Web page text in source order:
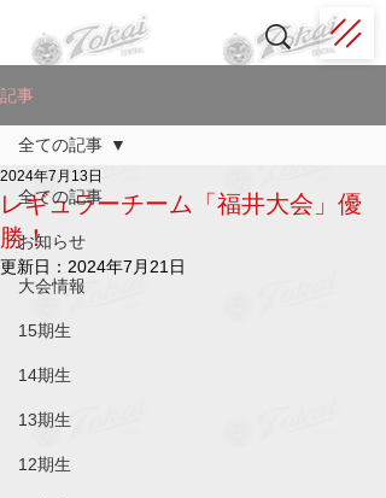
記事
全ての記事
お知らせ
大会情報
15期生
14期生
13期生
12期生
全ての記事
レギュラーチーム「福井大会」優
勝！
2024年7月13日
更新日： 2024年7月21日